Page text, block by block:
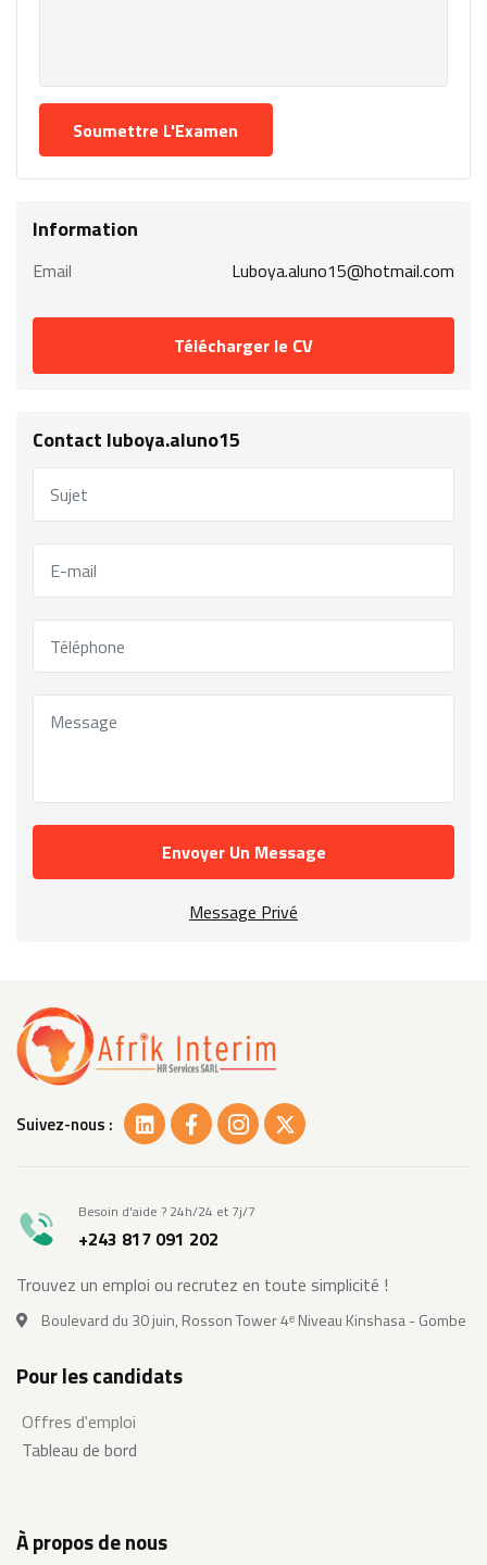
Information
Email Luboya.aluno15@hotmail.com
Télécharger le CV
Contact luboya.aluno15
Envoyer Un Message
Message Privé
Suivez-nous :
Besoin d'aide ? 24h/24 et 7j/7
+243 817 091 202
Trouvez un emploi ou recrutez en toute simplicité !
Boulevard du 30 juin, Rosson Tower 4ᵉ Niveau Kinshasa - Gombe
Pour les candidats
Offres d'emploi
Tableau de bord
À propos de nous